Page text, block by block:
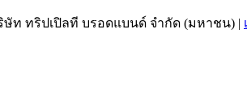
ษัท ทริปเปิลที บรอดแบนด์ จำกัด (มหาชน) |